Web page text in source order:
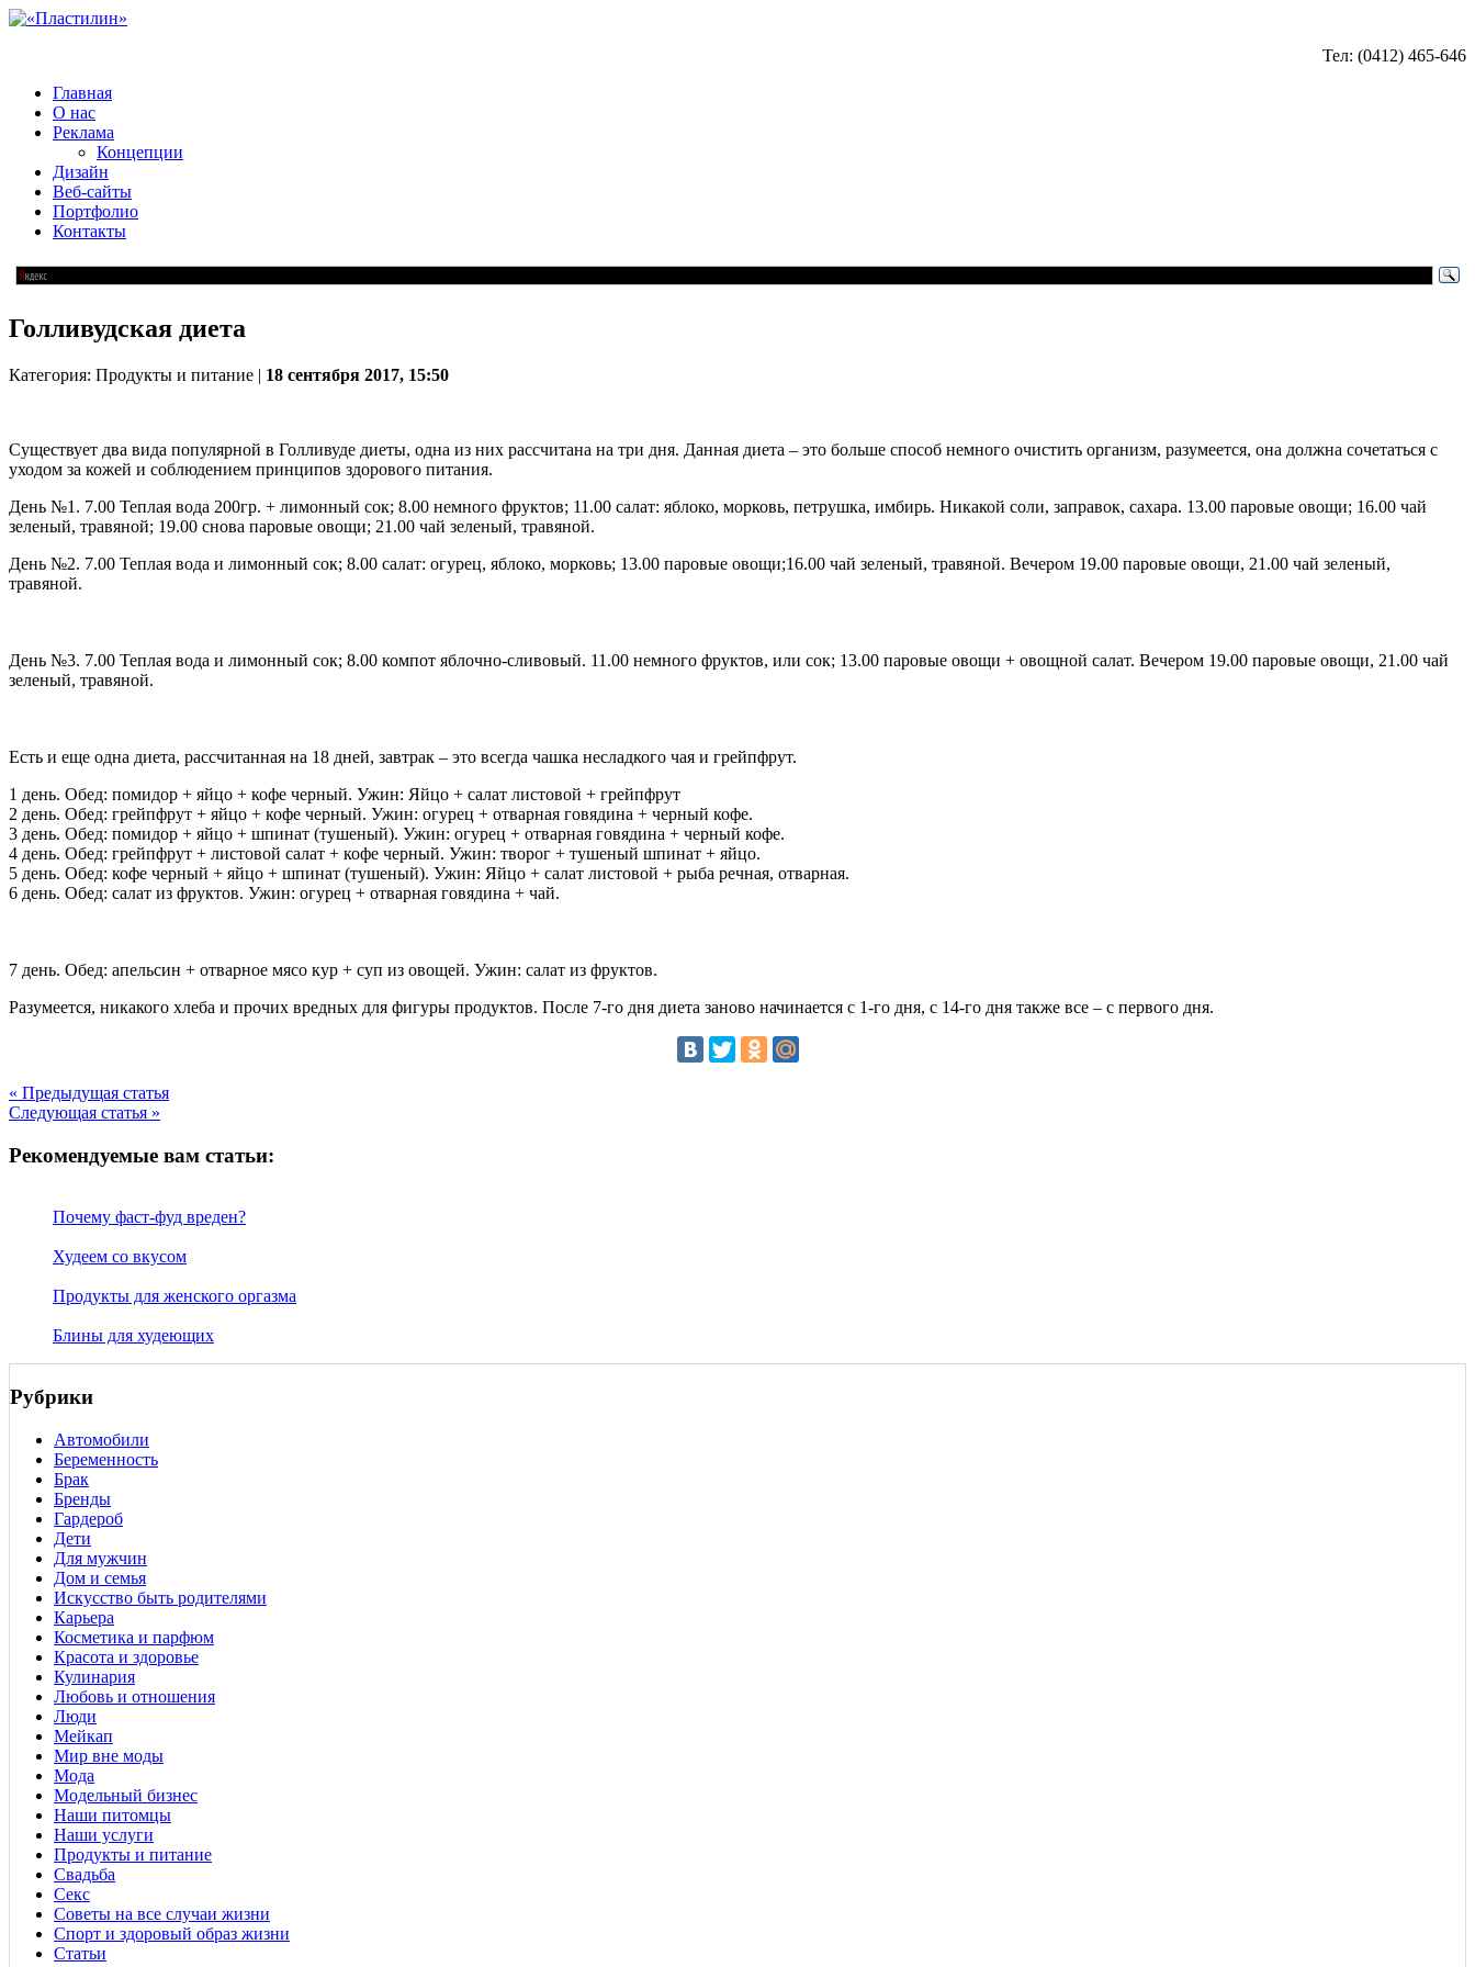
Тел: (0412) 465-646
Главная
О нас
Реклама
Концепции
Дизайн
Веб-сайты
Портфолио
Контакты
Голливудская диета
Категория: Продукты и питание | 18 сентября 2017, 15:50
Существует два вида популярной в Голливуде диеты, одна из них рассчитана на три дня. Данная диета – это больше способ немного очистить организм, разумеется, она должна сочетаться с
уходом за кожей и соблюдением принципов здорового питания.
День №1. 7.00 Теплая вода 200гр. + лимонный сок; 8.00 немного фруктов; 11.00 салат: яблоко, морковь, петрушка, имбирь. Никакой соли, заправок, сахара. 13.00 паровые овощи; 16.00 чай
зеленый, травяной; 19.00 снова паровые овощи; 21.00 чай зеленый, травяной.
День №2. 7.00 Теплая вода и лимонный сок; 8.00 салат: огурец, яблоко, морковь; 13.00 паровые овощи;16.00 чай зеленый, травяной. Вечером 19.00 паровые овощи, 21.00 чай зеленый,
травяной.
День №3. 7.00 Теплая вода и лимонный сок; 8.00 компот яблочно-сливовый. 11.00 немного фруктов, или сок; 13.00 паровые овощи + овощной салат. Вечером 19.00 паровые овощи, 21.00 чай
зеленый, травяной.
Есть и еще одна диета, рассчитанная на 18 дней, завтрак – это всегда чашка несладкого чая и грейпфрут.
1 день. Обед: помидор + яйцо + кофе черный. Ужин: Яйцо + салат листовой + грейпфрут
2 день. Обед: грейпфрут + яйцо + кофе черный. Ужин: огурец + отварная говядина + черный кофе.
3 день. Обед: помидор + яйцо + шпинат (тушеный). Ужин: огурец + отварная говядина + черный кофе.
4 день. Обед: грейпфрут + листовой салат + кофе черный. Ужин: творог + тушеный шпинат + яйцо.
5 день. Обед: кофе черный + яйцо + шпинат (тушеный). Ужин: Яйцо + салат листовой + рыба речная, отварная.
6 день. Обед: салат из фруктов. Ужин: огурец + отварная говядина + чай.
7 день. Обед: апельсин + отварное мясо кур + суп из овощей. Ужин: салат из фруктов.
Разумеется, никакого хлеба и прочих вредных для фигуры продуктов. После 7-го дня диета заново начинается с 1-го дня, с 14-го дня также все – с первого дня.
« Предыдущая статья
Следующая статья »
Рекомендуемые вам статьи:
Почему фаст-фуд вреден?
Худеем со вкусом
Продукты для женского оргазма
Блины для худеющих
Рубрики
Автомобили
Беременность
Брак
Бренды
Гардероб
Дети
Для мужчин
Дом и семья
Искусство быть родителями
Карьера
Косметика и парфюм
Красота и здоровье
Кулинария
Любовь и отношения
Люди
Мейкап
Мир вне моды
Мода
Модельный бизнес
Наши питомцы
Наши услуги
Продукты и питание
Свадьба
Секс
Советы на все случаи жизни
Спорт и здоровый образ жизни
Статьи